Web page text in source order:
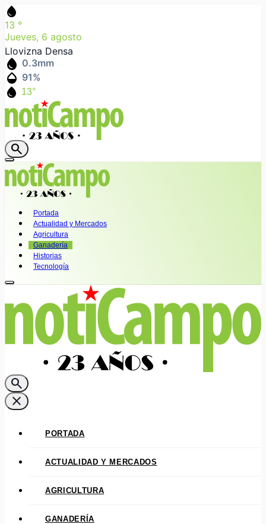
water_drop
13 °
Jueves, 6 agosto
Llovizna Densa
water_drop 0.3mm
humidity_mid 91%
water_drop 13°
search
Portada
Actualidad y Mercados
Agricultura
Ganadería
Historias
Tecnología
search
close
PORTADA
ACTUALIDAD Y MERCADOS
AGRICULTURA
GANADERÍA